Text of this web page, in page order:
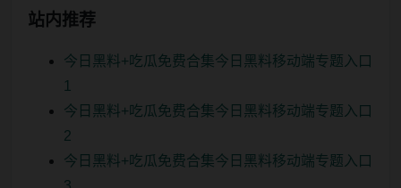
站内推荐
今日黑料+吃瓜免费合集今日黑料移动端专题入口
1
今日黑料+吃瓜免费合集今日黑料移动端专题入口
2
今日黑料+吃瓜免费合集今日黑料移动端专题入口